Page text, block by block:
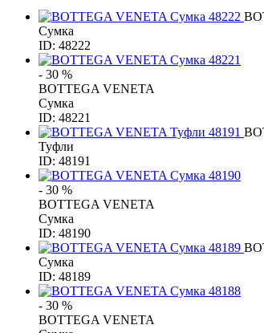
Сумка
ID: 48222
- 30 %
BOTTEGA VENETA
Сумка
ID: 48221
Туфли
ID: 48191
- 30 %
BOTTEGA VENETA
Сумка
ID: 48190
Сумка
ID: 48189
- 30 %
BOTTEGA VENETA